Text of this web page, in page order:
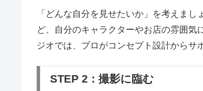
「どんな自分を見せたいか」を考えま
ど、自分のキャラクターやお店の雰囲気
ジオでは、プロがコンセプト設計からサ
STEP 2：撮影に臨む